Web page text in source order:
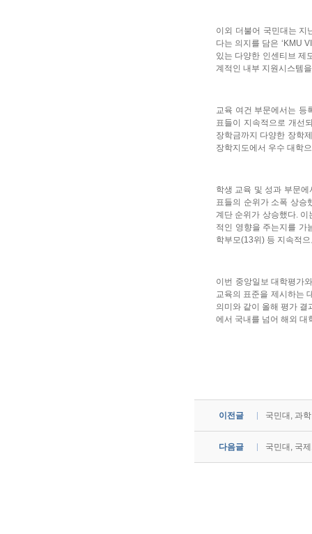
이외 더불어 국민대는 지
다는 의지를 담은 ‘KMU
있는 다양한 인센티브 제
계적인 내부 지원시스템
교육 여건 부문에서는
표들이 지속적으로 개선
장학금까지 다양한 장학
장학지도에서 우수 대학
학생 교육 및 성과 부문
표들의 순위가 소폭 상승
계단 순위가 상승했다.
적인 영향을 주는지를 가
학부모(13위) 등 지속적
이번 중앙일보 대학평가
교육의 표준을 제시하는
의미와 같이 올해 평가 결
에서 국내를 넘어 해외 대
이전글 국민대, 과
다음글 국민대, 국